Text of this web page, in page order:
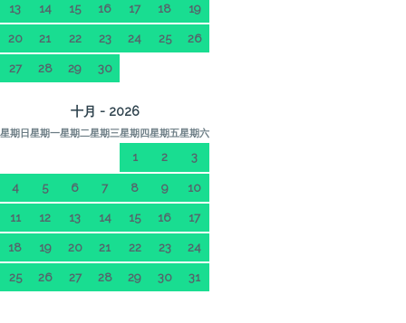
13 14 15 16 17 18 19
20 21 22 23 24 25 26
27 28 29 30
十月 - 2026
星期日星期一星期二星期三星期四星期五星期六
1 2 3
4 5 6 7 8 9 10
11 12 13 14 15 16 17
18 19 20 21 22 23 24
25 26 27 28 29 30 31